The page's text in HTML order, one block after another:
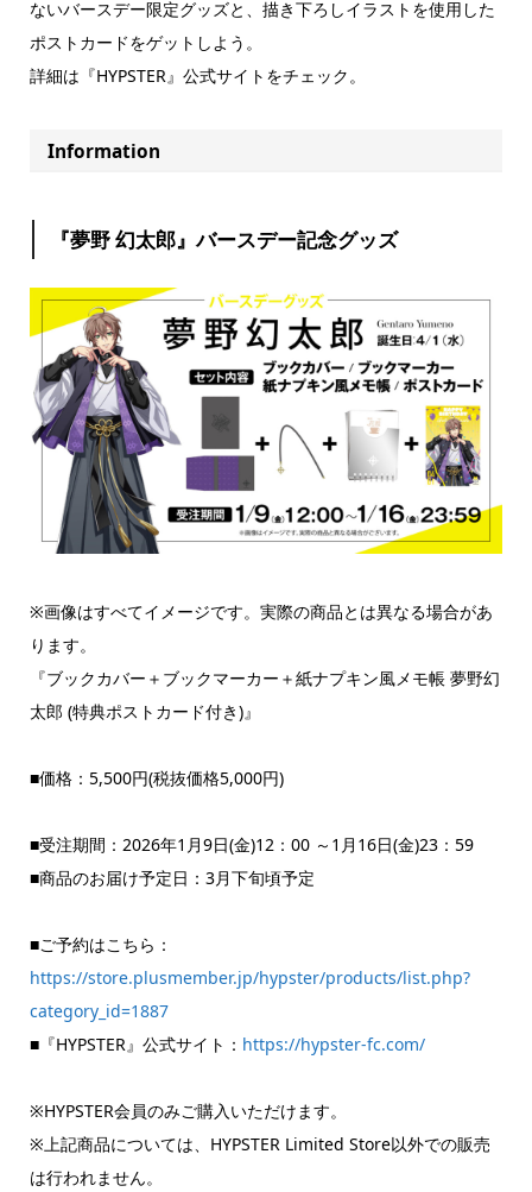
ないバースデー限定グッズと、描き下ろしイラストを使用した
ポストカードをゲットしよう。
詳細は『HYPSTER』公式サイトをチェック。
Information
『夢野 幻太郎』バースデー記念グッズ
※画像はすべてイメージです。実際の商品とは異なる場合があ
ります。
『ブックカバー＋ブックマーカー＋紙ナプキン風メモ帳 夢野幻
太郎 (特典ポストカード付き)』
■価格：5,500円(税抜価格5,000円)
■受注期間：2026年1月9日(金)12：00 ～1月16日(金)23：59
■商品のお届け予定日：3月下旬頃予定
■ご予約はこちら：
https://store.plusmember.jp/hypster/products/list.php?
category_id=1887
■『HYPSTER』公式サイト： https://hypster-fc.com/
※HYPSTER会員のみご購入いただけます。
※上記商品については、HYPSTER Limited Store以外での販売
は行われません。